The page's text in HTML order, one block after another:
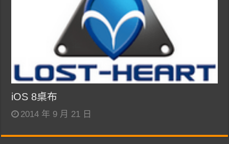
iOS 8桌布
2014 年 9 月 21 日